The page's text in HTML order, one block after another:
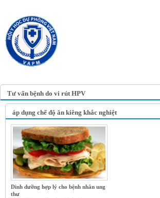
Tư vấn bệnh do vi rút HPV
áp dụng chế độ ăn kiêng khắc nghiệt
Dinh dưỡng hợp lý cho bệnh nhân ung
thư